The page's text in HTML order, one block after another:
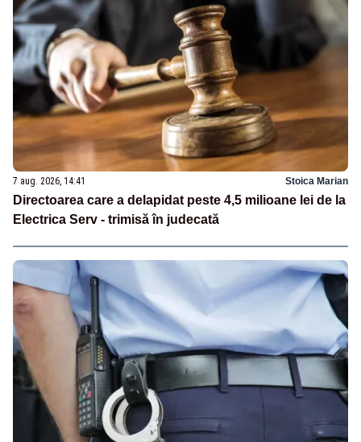
7 aug. 2026, 14:41 Stoica Marian
Directoarea care a delapidat peste 4,5 milioane lei de la
Electrica Serv - trimisă în judecată